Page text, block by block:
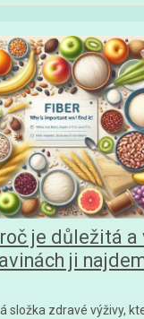
je důležitá a
ji
složka zdravé výživy,